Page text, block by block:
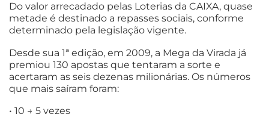
Do valor arrecadado pelas Loterias da CAIXA, quase
metade é destinado a repasses sociais, conforme
determinado pela legislação vigente.
Desde sua 1ª edição, em 2009, a Mega da Virada já
premiou 130 apostas que tentaram a sorte e
acertaram as seis dezenas milionárias. Os números
que mais saíram foram:
• 10 → 5 vezes